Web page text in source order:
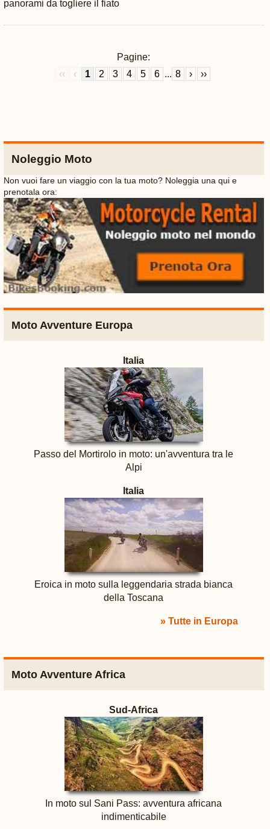
panorami da togliere il fiato
Pagine:
‹‹
‹ 1 2 3 4 5 6 ... 8 › ››
Noleggio Moto
Non vuoi fare un viaggio con la tua moto? Noleggia una qui e
prenotala ora:
Moto Avventure Europa
Italia
Passo del Mortirolo in moto: un'avventura tra le
Alpi
Italia
Eroica in moto sulla leggendaria strada bianca
della Toscana
» Tutte in Europa
Moto Avventure Africa
Sud-Africa
In moto sul Sani Pass: avventura africana
indimenticabile